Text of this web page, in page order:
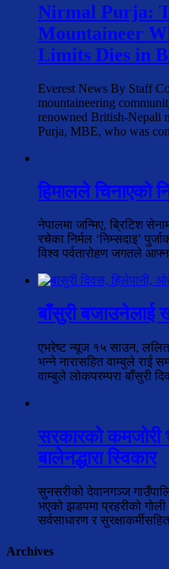
Nirmal Purja:
Mountaineer
Limits Dies in
Everest News By Staff
mountaineering
renowned British-Nepali
Purja, MBE, who was
हिमालले चिनाएको
नेपालमा जन्मिए, ब्रिटिश
रचेका निर्मल ‘निम्सदाइ’
विश्व पर्वतारोहण जगतले
बाँसुरी बजाउनेलाई
एभरेष्ट न्यूज १५ साउन,
भन्ने नारासहित वाम्बुले राई
वाम्बुले लोकपरम्परा बाँसुरी
सरकारको कमजोरी
बालेनद्धारा स्विकार
सुनसरीको देवानगञ्ज
भएको झडपमा प्रहरीको
सर्वसाधारण र
Archives